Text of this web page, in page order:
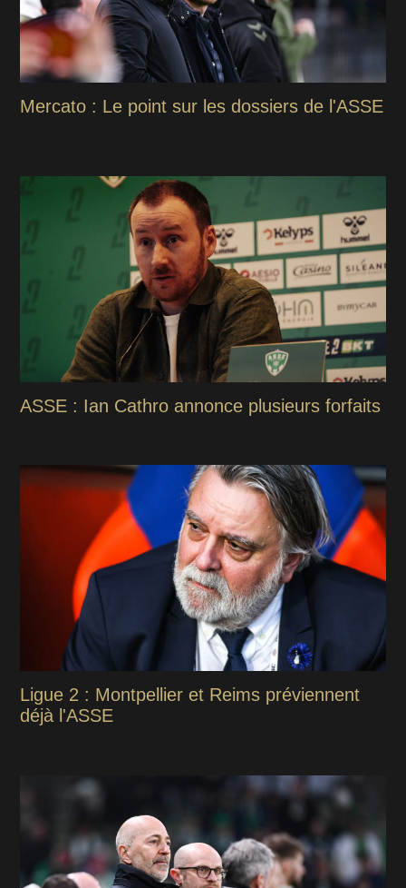
Mercato : Le point sur les dossiers de l'ASSE
ASSE : Ian Cathro annonce plusieurs forfaits
Ligue 2 : Montpellier et Reims préviennent
déjà l'ASSE